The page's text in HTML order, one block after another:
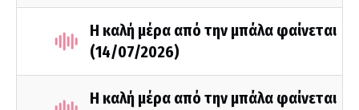
Η καλή μέρα από την μπάλα φαίνεται
(14/07/2026)
Η καλή μέρα από την μπάλα φαίνεται